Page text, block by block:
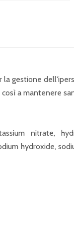
la gestione
a mantenere
nitrate,
hydroxide,